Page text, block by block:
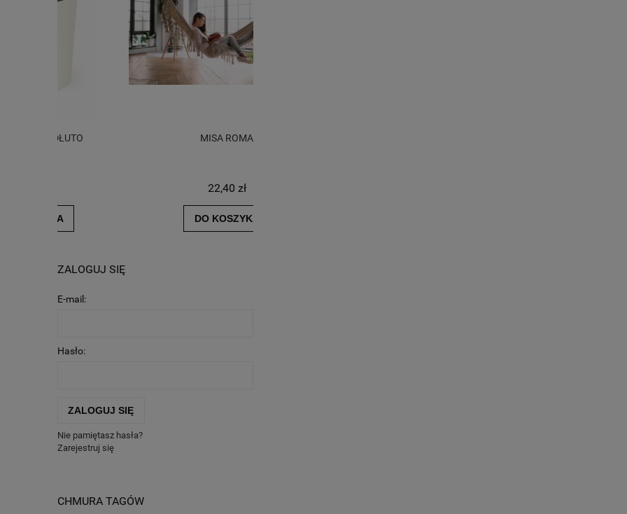
ZALOGUJ SIĘ
E-mail:
Hasło:
ZALOGUJ SIĘ
Nie pamiętasz hasła?
Zarejestruj się
CHMURA TAGÓW